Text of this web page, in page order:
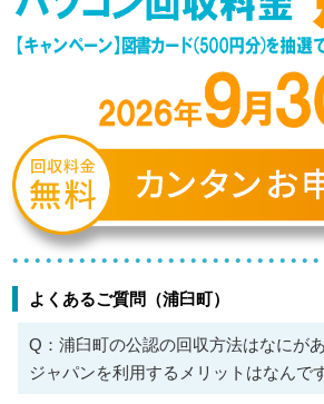
よくあるご質問（浦臼町）
Q：浦臼町の公認の回収方法はなにが
ジャパンを利用するメリットはなんで